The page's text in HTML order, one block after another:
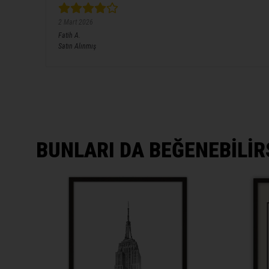
Fatih A.
Satın Alınmış
BUNLARI DA